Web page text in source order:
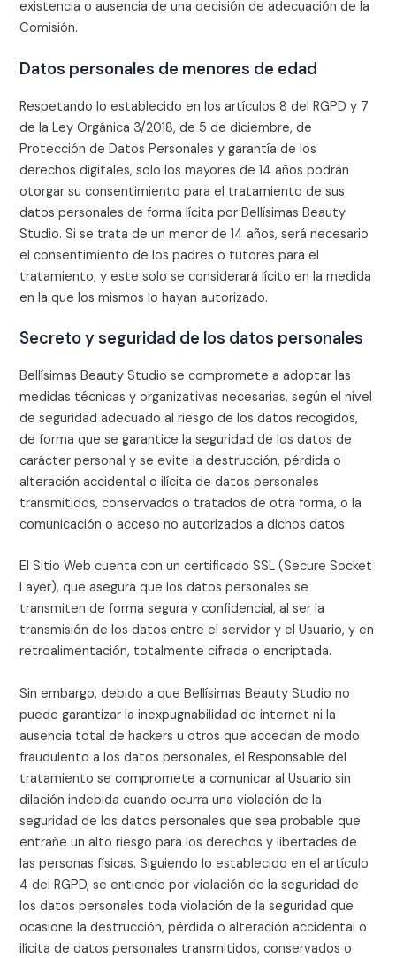
existencia o ausencia de una decisión de adecuación de la
Comisión.
Datos personales de menores de edad
Respetando lo establecido en los artículos 8 del RGPD y 7
de la Ley Orgánica 3/2018, de 5 de diciembre, de
Protección de Datos Personales y garantía de los
derechos digitales, solo los mayores de 14 años podrán
otorgar su consentimiento para el tratamiento de sus
datos personales de forma lícita porBellísimas Beauty
Studio. Si se trata de un menor de 14 años, será necesario
el consentimiento de los padres o tutores para el
tratamiento, y este solo se considerará lícito en la medida
en la que los mismos lo hayan autorizado.
Secreto y seguridad de los datos personales
Bellísimas Beauty Studio se compromete a adoptar las
medidas técnicas y organizativas necesarias, según el nivel
de seguridad adecuado al riesgo de los datos recogidos,
de forma que se garantice la seguridad de los datos de
carácter personal y se evite la destrucción, pérdida o
alteración accidental o ilícita de datos personales
transmitidos, conservados o tratados de otra forma, o la
comunicación o acceso no autorizados a dichos datos.
El Sitio Web cuenta con un certificado SSL (Secure Socket
Layer), que asegura que los datos personales se
transmiten de forma segura y confidencial, al ser la
transmisión de los datos entre el servidor y el Usuario, y en
retroalimentación, totalmente cifrada o encriptada.
Sin embargo, debido a queBellísimas Beauty Studio no
puede garantizar la inexpugnabilidad de internet ni la
ausencia total de hackers u otros que accedan de modo
fraudulento a los datos personales, el Responsable del
tratamiento se compromete a comunicar al Usuario sin
dilación indebida cuando ocurra una violación de la
seguridad de los datos personales que sea probable que
entrañe un alto riesgo para los derechos y libertades de
las personas físicas. Siguiendo lo establecido en el artículo
4 del RGPD, se entiende por violación de la seguridad de
los datos personales toda violación de la seguridad que
ocasione la destrucción, pérdida o alteración accidental o
ilícita de datos personales transmitidos, conservados o